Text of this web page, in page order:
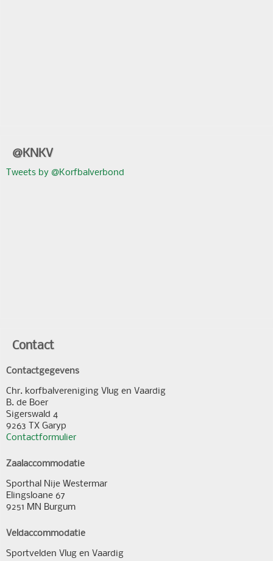
@KNKV
Tweets by @Korfbalverbond
Contact
Contactgegevens
Chr. korfbalvereniging Vlug en Vaardig
B. de Boer
Sigerswald 4
9263 TX Garyp
Contactformulier
Zaalaccommodatie
Sporthal Nije Westermar
Elingsloane 67
9251 MN Burgum
Veldaccommodatie
Sportvelden Vlug en Vaardig